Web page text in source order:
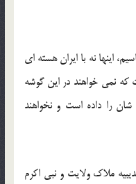
اینها نه با ایران هسته ای
که نمی خواهند در این گوشه
را داده است و نخواهند
ملاک ولایت و نبی اکرم